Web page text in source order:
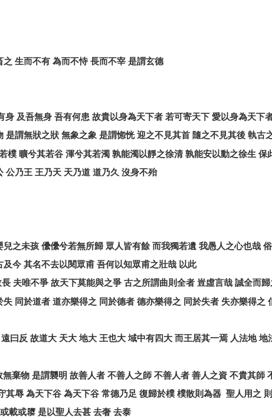
之 生而不有 為而不恃 長而不宰 是謂玄德
身 及吾無身 吾有何患 故貴以身為天下者 若可寄天下 愛以身為天下
是謂無狀之狀 無象之象 是謂惚恍 迎之不見其首 隨之不見其後 執古
樸 曠兮其若谷 渾兮其若濁 孰能濁以靜之徐清 孰能安以動之徐生 保
公乃王 王乃天 天乃道 道乃久 沒身不殆
兒之未孩 儽儽兮若無所歸 眾人皆有餘 而我獨若遺 我愚人之心也哉
及今 其名不去以閱眾甫 吾何以知眾甫之壯哉 以此
長 夫唯不爭 故天下莫能與之爭 古之所謂曲則全者 豈虛言哉 誠全而歸
失 同於道者 道亦樂得之 同於德者 德亦樂得之 同於失者 失亦樂得之
遠曰反 故道大 天大 地大 王也大 域中有四大 而王居其一焉 人法地 地
無棄物 是謂襲明 故善人者 不善人之師 不善人者 善人之資 不貴其師
其辱 為天下谷 為天下谷 常德乃足 復歸於樸 樸散則為器 聖人用之
或載或隳 是以聖人去甚 去奢 去泰